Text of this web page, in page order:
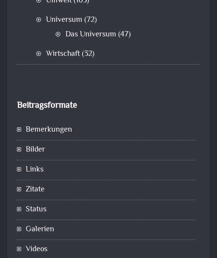
Universum (72)
Das Universum (47)
Wirtschaft(32)
Beitragsformate
Bemerkungen
Bilder
Links
Zitate
Status
Galerien
Videos